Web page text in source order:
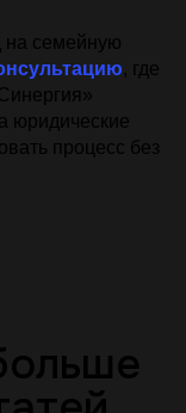
платформа
на семейную
, где
юридические
процесс без